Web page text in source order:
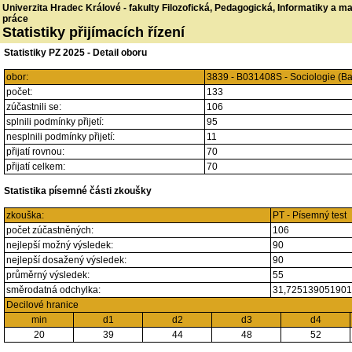
Univerzita Hradec Králové - fakulty Filozofická, Pedagogická, Informatiky a
práce
Statistiky přijímacích řízení
Statistiky PZ 2025 - Detail oboru
obor:
3839 - B031408S - Sociologie
počet:
133
zúčastnili se:
106
splnili podmínky přijetí:
95
nesplnili podmínky přijetí:
11
přijatí rovnou:
70
přijatí celkem:
70
Statistika písemné části zkoušky
zkouška:
PT - Písemný test
počet zúčastněných:
106
nejlepší možný výsledek:
90
nejlepší dosažený výsledek:
90
průměrný výsledek:
55
směrodatná odchylka:
Decilové hranice
min
d1 d2 d3
d4
20
39 44 48 52